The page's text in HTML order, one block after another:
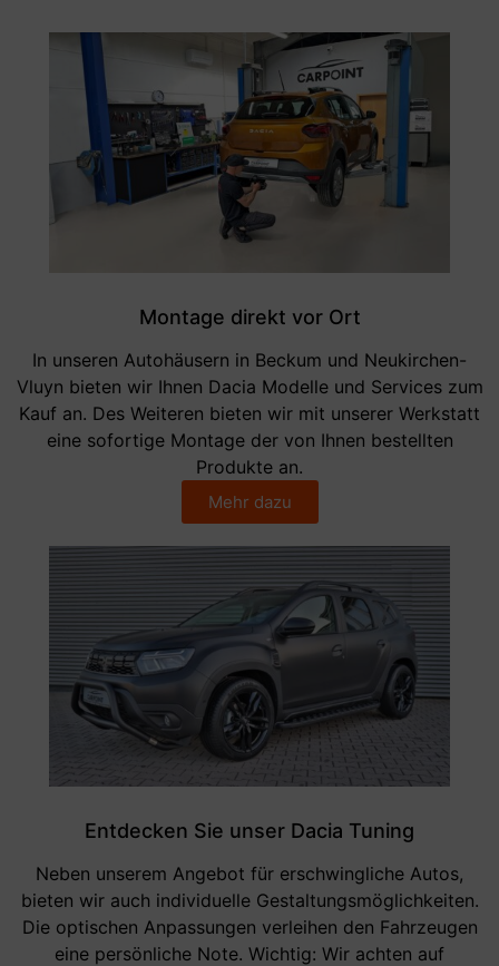
Montage direkt vor Ort
In unseren Autohäusern in Beckum und Neukirchen-
Vluyn bieten wir Ihnen Dacia Modelle und Services zum
Kauf an. Des Weiteren bieten wir mit unserer Werkstatt
eine sofortige Montage der von Ihnen bestellten
Produkte an.
Mehr dazu
Entdecken Sie unser Dacia Tuning
Neben unserem Angebot für erschwingliche Autos,
bieten wir auch individuelle Gestaltungsmöglichkeiten.
Die optischen Anpassungen verleihen den Fahrzeugen
eine persönliche Note. Wichtig: Wir achten auf